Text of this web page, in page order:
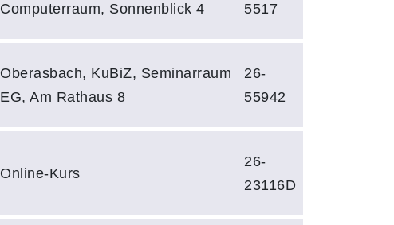
Computerraum, Sonnenblick 4
5517
Oberasbach, KuBiZ, Seminarraum
EG, Am Rathaus 8
26-
55942
Online-Kurs
26-
23116D